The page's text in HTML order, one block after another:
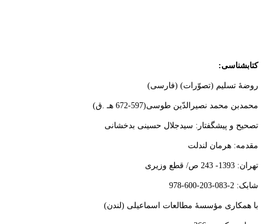
کتابشناسی:
روضۀ تسلیم (تصوّرات) (فارسی)
محمدبن محمد نصیرالدّین طوسی(597-672 هـ .ق)
تصحیح و پیشگفتار: سیدجلال حسینی بدخشانی
مقدمه: هرمان لندلت
تهران: 1393- 243 ص/ قطع وزیری
شابک: 2-083-203-600-978
با همکاری مؤسسۀ مطالعات اسماعیلی (لندن)